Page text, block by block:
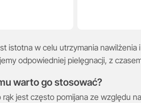
istotna w celu utrzymania
odpowiedniej pielęgnacji, z
warto go stosować?
jest często pomijana ze względu